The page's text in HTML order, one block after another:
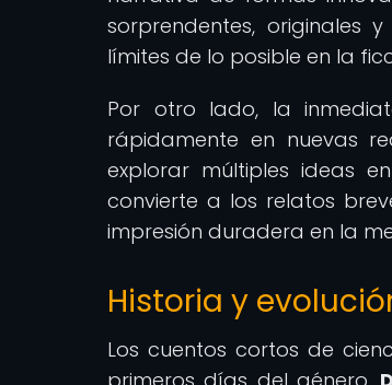
sorprendentes, originales
límites de lo posible en la
Por otro lado, la
rápidamente en nuevas
explorar múltiples ideas
convierte a los relatos
impresión duradera en la
Historia y
Los cuentos cortos de